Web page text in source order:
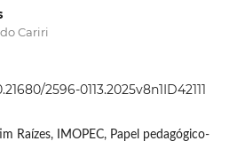
Cariri
2596-0113.2025v8n1ID42111
Raízes, IMOPEC, Papel pedagógico-